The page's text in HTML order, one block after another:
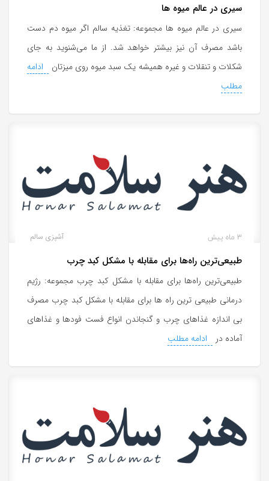
سیری در عالم میوه‌ ها
سیری در عالم میوه‌ ها مجموعه: تغذیه سالم اگر میوه دم دست
باشد مصرف آن نیز بیشتر خواهد شد. از ما می‌شنوید به جای
شکلات و تنقلات و غیره همیشه یک سبد میوه روی میزتان
ادامه
مطلب
آشپزی سالم 3 ماه پیش
طبیعی‌ترین راه‌ها برای مقابله با مشکل کبد چرب
طبیعی‌ترین راه‌ها برای مقابله با مشکل کبد چرب مجموعه: رژیم
درمانی طبیعی ترین راه ها برای مقابله با مشکل کبد چرب مصرف
بی اندازه غذاهای چرب و گنجاندن انواع فست فودها و غذاهای
آماده در
ادامه مطلب